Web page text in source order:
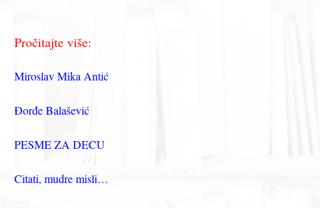
Pročitajte više:
Miroslav Mika Antić
Đorđe Balašević
PESME ZA DECU
Citati, mudre misli…